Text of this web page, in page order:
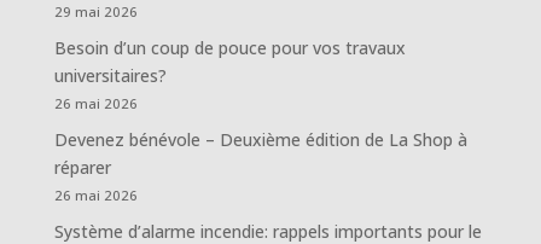
29 mai 2026
Besoin d’un coup de pouce pour vos travaux
universitaires?
26 mai 2026
Devenez bénévole – Deuxième édition de La Shop à
réparer
26 mai 2026
Système d’alarme incendie: rappels importants pour le